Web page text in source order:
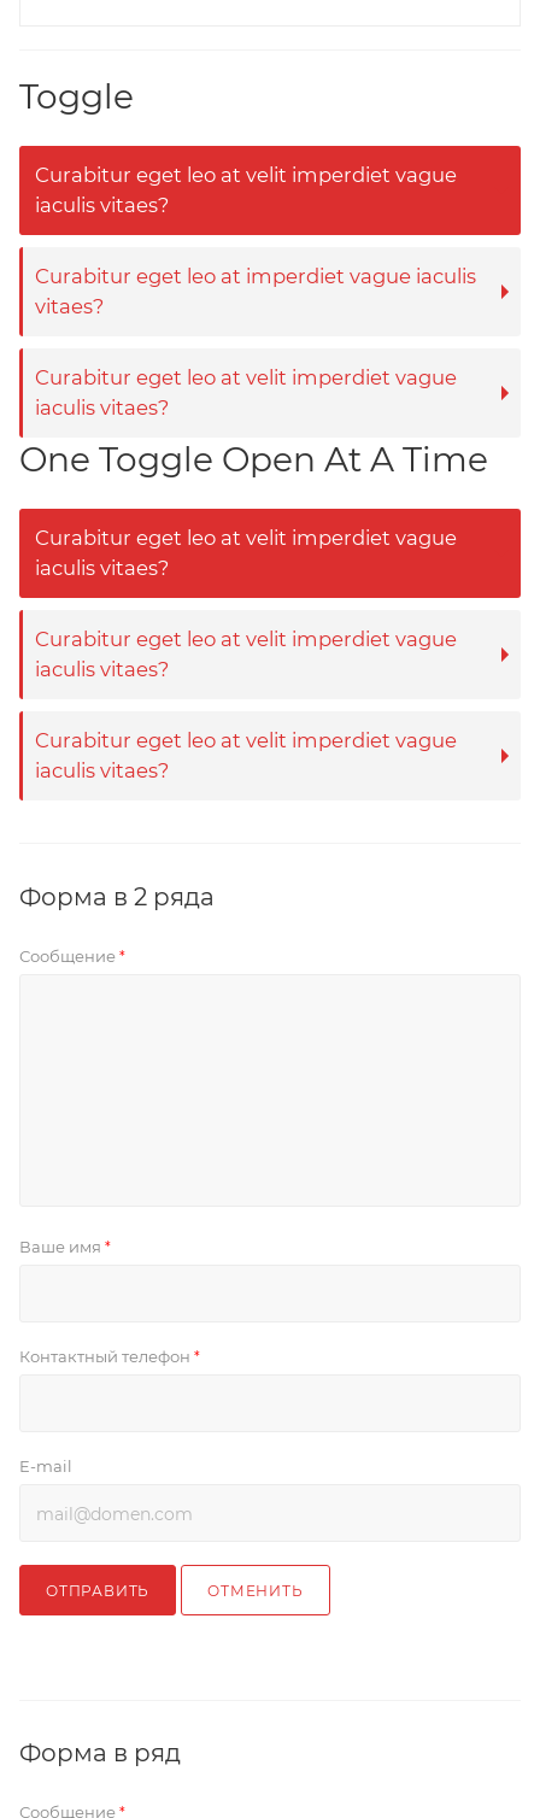
Toggle
Curabitur eget leo at velit imperdiet vague
iaculis vitaes?
Curabitur eget leo at imperdiet vague iaculis
vitaes?
Curabitur eget leo at velit imperdiet vague
iaculis vitaes?
One Toggle Open At A Time
Curabitur eget leo at velit imperdiet vague
iaculis vitaes?
Curabitur eget leo at velit imperdiet vague
iaculis vitaes?
Curabitur eget leo at velit imperdiet vague
iaculis vitaes?
Форма в 2 ряда
Сообщение *
Ваше имя *
Контактный телефон *
E-mail
ОТПРАВИТЬ ОТМЕНИТЬ
Форма в ряд
Сообщение *